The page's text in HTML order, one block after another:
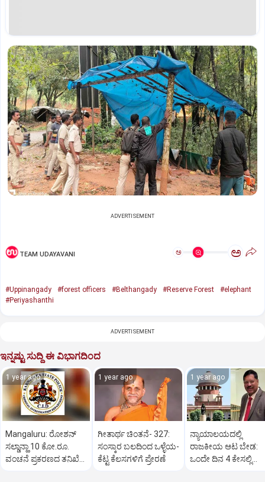
ADVERTISEMENT
TEAM UDAYAVANI ಅ ಅ
#Uppinangady #forest officers #Belthangady #Reserve Forest
#elephant
#Periyashanthi
ADVERTISEMENT
ಇನ್ನಷ್ಟು ಸುದ್ದಿ ಈ ವಿಭಾಗದಿಂದ
1 year ago
Mangaluru: ರೋಶನ್‌
ಸಲ್ಡಾನ್ಹಾ 10 ಕೋ.ರೂ.
ವಂಚನೆ ಪ್ರಕರಣದ ತನಿಖೆ
1 year ago
ಗೀತಾರ್ಥ ಚಿಂತನೆ- 327:
ಸಂಸ್ಕಾರ ಬಲದಿಂದ ಒಳ್ಳೆಯ-
ಕೆಟ್ಟ ಕೆಲಸಗಳಿಗೆ ಪ್ರೇರಣೆ
1 year ago
ನ್ಯಾಯಾಲಯದಲ್ಲಿ
ರಾಜಕೀಯ ಆಟ ಬೇಡ:
ಒಂದೇ ದಿನ 4 ಕೇಸಲ್ಲಿ